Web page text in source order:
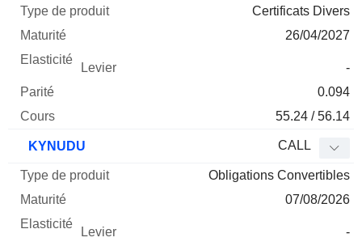
Certificats Divers
26/04/2027
-
0.094
55.24 / 56.14
KYNUDU CALL
Obligations Convertibles
07/08/2026
-